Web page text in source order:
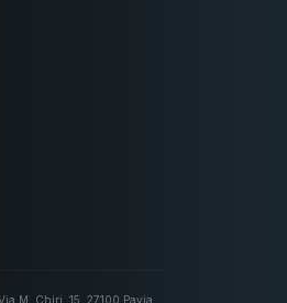
M. Chiri, 15, 27100 Pavia